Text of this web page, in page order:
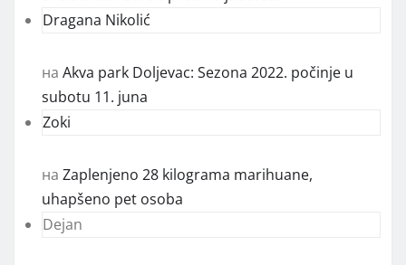
Dragana Nikolić
на Akva park Doljevac: Sezona 2022. počinje u
subotu 11. juna
Zoki
на Zaplenjeno 28 kilograma marihuane,
uhapšeno pet osoba
Dejan